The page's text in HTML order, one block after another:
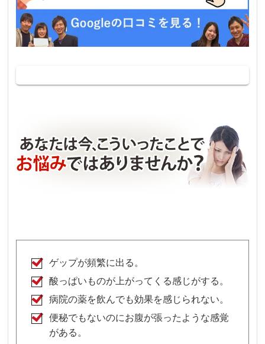
ゲップが頻繁に出る。
酸っぱいものが上がってくる感じがする。
病院の薬を飲んでも効果を感じられない。
便秘でもないのにお腹が張ったような感覚
がある。